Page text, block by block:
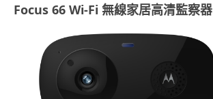
Focus 66 Wi-Fi 無線家居高清監察器